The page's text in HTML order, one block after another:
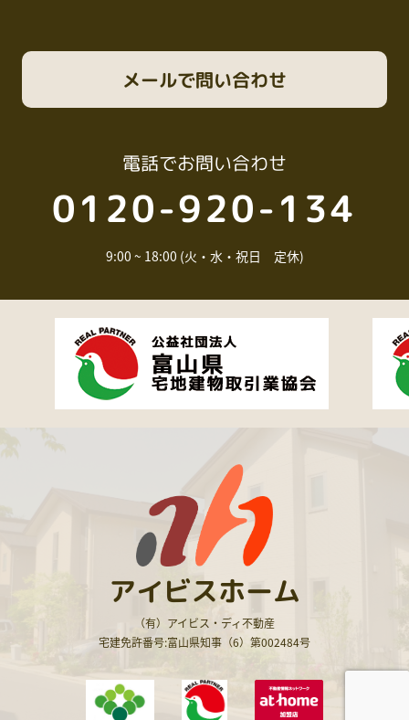
電話でお問い合わせ
0120-920-134
9:00 ~ 18:00 (火・水・祝日 定休)
メールで問い合わせ
アイビスホーム
（有）アイビス・ディ不動産
宅建免許番号:富山県知事（6）第002484号